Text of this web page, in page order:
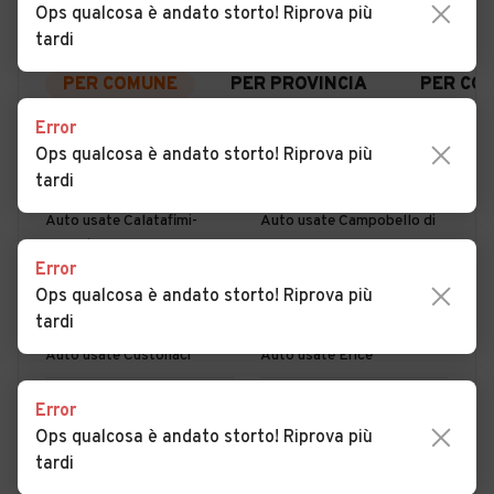
PER COMUNE PER PROVINCIA PER
Auto usate Alcamo
Auto usate Buseto
Auto usate Calatafimi-
Segesta
Auto usate Campobello di
Mazara
Auto usate Castellammare
del Golfo
Auto usate Castelvetrano
Auto usate Custonaci Auto usate Erice
Auto usate Marsala Auto usate Mazara del Vallo
Ops qualcosa è andato storto! Riprova più
tardi
Error
Ops qualcosa è andato storto! Riprova più
tardi
Error
Ops qualcosa è andato storto! Riprova più
tardi
Error
Ops qualcosa è andato storto! Riprova più
tardi